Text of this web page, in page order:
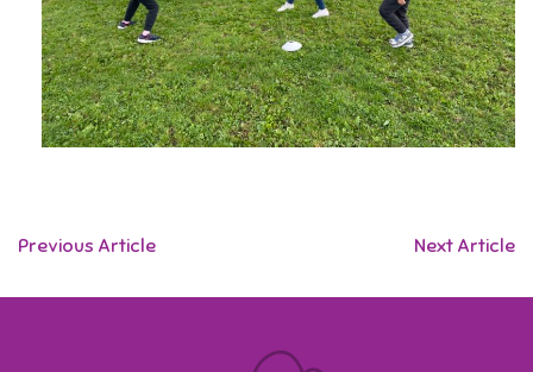
Previous Article Next Article